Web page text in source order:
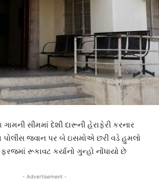
ગામની સીમમાં દેશી દારૂની હેરાફેરી કરનાર
પોલીસ જવાન પર બે ઇસમોએ છરી વડે હુમલો
રૂકાવટ કર્યાનો ગુન્હો નોંધાયો છે
- Advertisement -